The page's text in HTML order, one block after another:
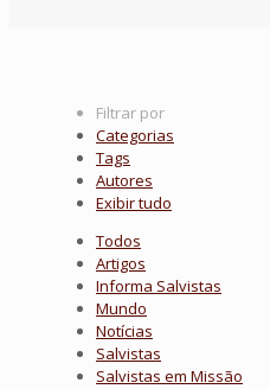
Filtrar por
Categorias
Tags
Autores
Exibir tudo
Todos
Artigos
Informa Salvistas
Mundo
Notícias
Salvistas
Salvistas em Missão